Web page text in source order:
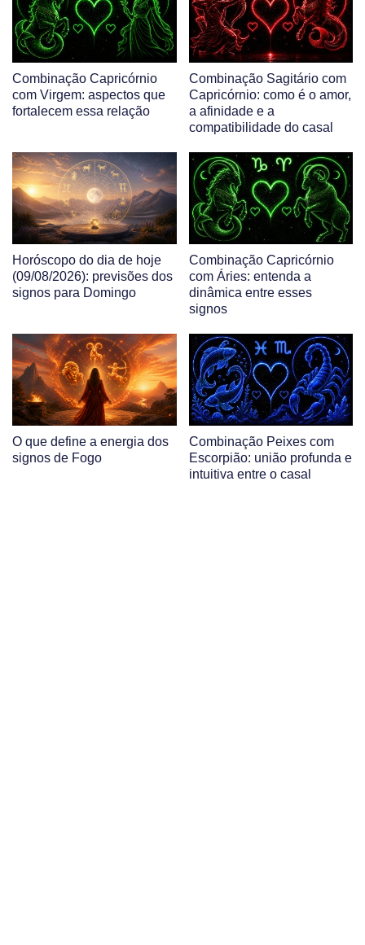
Combinação Capricórnio
com Virgem: aspectos que
fortalecem essa relação
Combinação Sagitário com
Capricórnio: como é o amor,
a afinidade e a
compatibilidade do casal
Horóscopo do dia de hoje
(09/08/2026): previsões dos
signos para Domingo
Combinação Capricórnio
com Áries: entenda a
dinâmica entre esses
signos
O que define a energia dos
signos de Fogo
Combinação Peixes com
Escorpião: união profunda e
intuitiva entre o casal